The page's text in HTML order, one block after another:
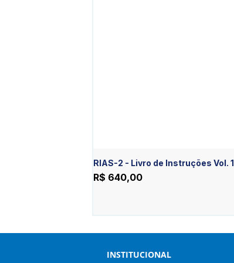
RIAS-2 - Livro de Instruções Vol. 1
Preço
R$ 640,00
INSTITUCIONAL